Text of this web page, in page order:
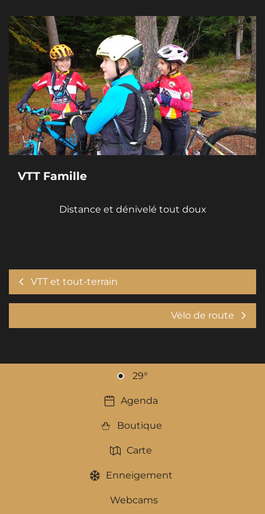
VTT Famille
Distance et dénivelé tout doux
VTT et tout-terrain
Vélo de route
29°
Agenda
Boutique
Carte
Enneigement
Webcams